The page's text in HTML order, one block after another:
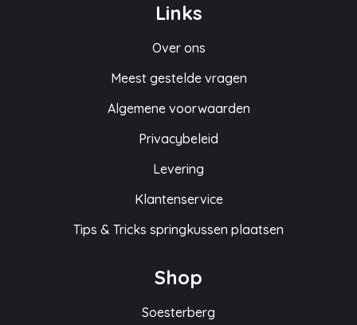
Links
Over ons
Meest gestelde vragen
Algemene voorwaarden
Privacybeleid
Levering
Klantenservice
Tips & Tricks springkussen plaatsen
Shop
Soesterberg